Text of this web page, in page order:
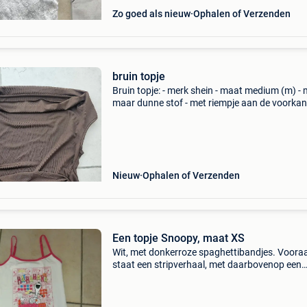
Zo goed als nieuw Ophalen of Verzenden
bruin topje
Bruin topje: - merk shein - maat medium (m) -
maar dunne stof - met riempje aan de
Nieuw Ophalen of Verzenden
Een topje Snoopy, maat XS
Wit, met donkerroze spaghettibandjes.
staat een stripverhaal, met daarbovenop een